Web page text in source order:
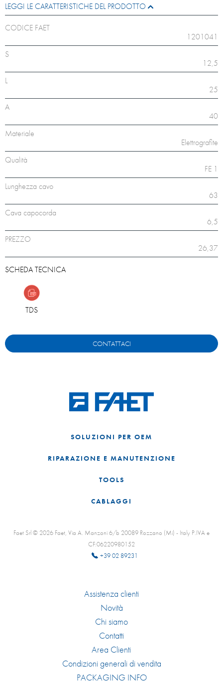
LEGGI LE CARATTERISTICHE DEL PRODOTTO
CODICE FAET
1201041
S
12,5
L
25
A
40
Materiale
Elettrografite
Qualità
FE 1
Lunghezza cavo
63
Cava capocorda
6,5
PREZZO
26,37
SCHEDA TECNICA
TDS
CONTATTACI
SOLUZIONI PER OEM
RIPARAZIONE E MANUTENZIONE
TOOLS
CABLAGGI
Faet Srl © 2026 Faet, Via A. Manzoni 6/b 20089 Rozzano (Mi) - Italy P.IVA e
CF:06220980152
+39 02 89231
Assistenza clienti
Novità
Chi siamo
Contatti
Area Clienti
Condizioni generali di vendita
PACKAGING INFO